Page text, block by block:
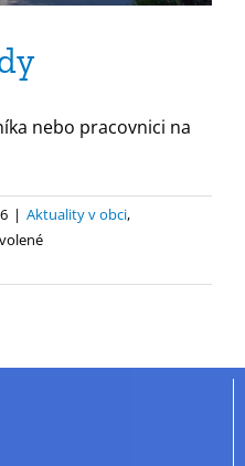
nebo pracovnici na
| Aktuality v obci,
u
s
brigády